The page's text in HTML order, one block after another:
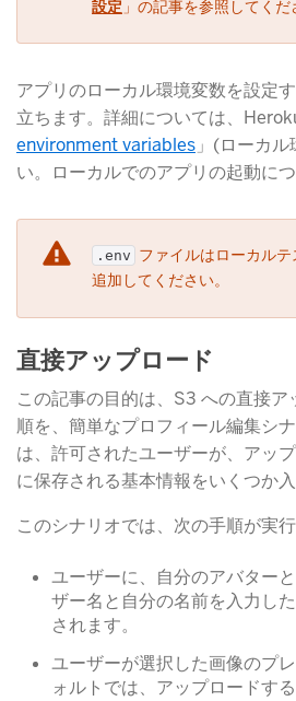
設定 」の記事を参照してくだ
アプリのローカル環境変数を設定す
立ちます。詳細については、
environment variables 」(ローカ
い。ローカルでのアプリの起動に
.env
ファイルはローカル
追加してください。
直接アップロード
この記事の目的は、S3 への直接
順を、簡単なプロフィール編集シ
は、許可されたユーザーが、アッ
に保存される基本情報をいくつか入
このシナリオでは、次の手順が実行
ユーザーに、自分のアバター
ザー名と自分の名前を入力し
されます。
ユーザーが選択した画像のプ
ォルトでは、アップロードす